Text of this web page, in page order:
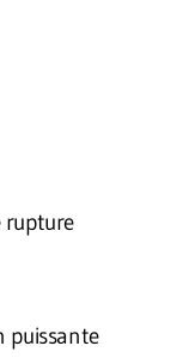
rupture
puissante